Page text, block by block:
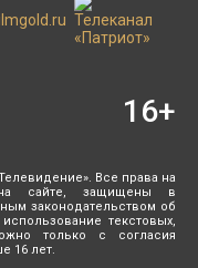
Все права на
сайте, защищены в
законодательством об
текстовых,
только с согласия
16 лет.
16+